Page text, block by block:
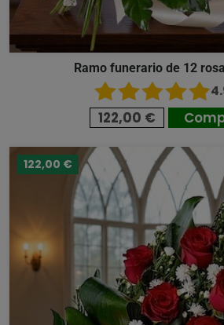
Ramo funerario de 12
122,00 €
122,00 €